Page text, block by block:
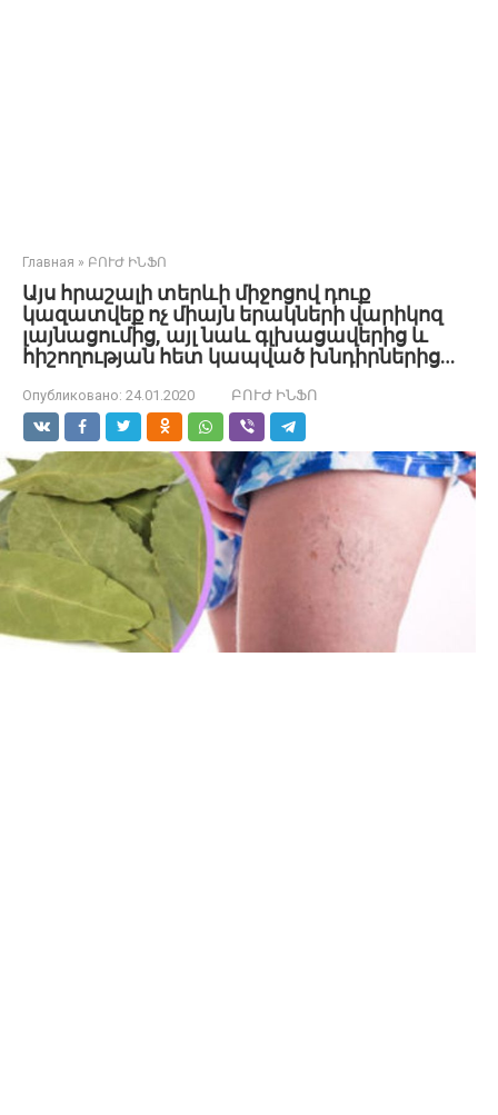
Главная » ԲՈՒԺ ԻՆՖՈ
Այս հրաշալի տերևի միջոցով դուք
կազատվեք ոչ միայն երակների վարիկոզ
լայնացումից, այլ նաև գլխացավերից և
հիշողության հետ կապված խնդիրներից…
Опубликовано: 24.01.2020 ԲՈՒԺ ԻՆՖՈ